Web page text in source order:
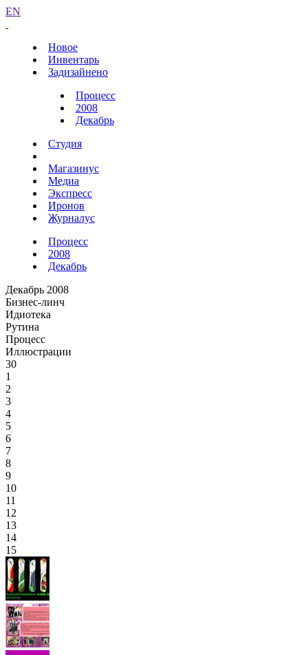
EN
Новое
Инвентарь
Задизайнено
Процесс
2008
Декабрь
Студия
Магазинус
Медиа
Экспресс
Иронов
Журналус
Процесс
2008
Декабрь
Декабрь 2008
Бизнес-линч
Идиотека
Рутина
Процесс
Иллюстрации
30
1
2
3
4
5
6
7
8
9
10
11
12
13
14
15